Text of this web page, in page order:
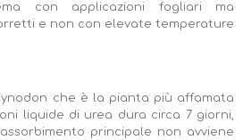
con applicazioni fogliari ma
e non con elevate temperature
che è la pianta più affamata
liquide di urea dura circa 7 giorni,
principale non avviene